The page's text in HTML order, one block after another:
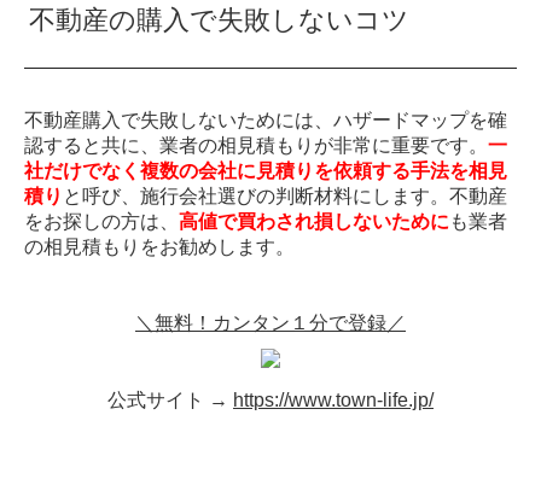
不動産の購入で失敗しないコツ
不動産購入で失敗しないためには、ハザードマップを確
認すると共に、業者の相見積もりが非常に重要です。 一
社だけでなく複数の会社に見積りを依頼する手法を相見
積り と呼び、施行会社選びの判断材料にします。不動産
をお探しの方は、 高値で買わされ損しないために も業者
の相見積もりをお勧めします。
＼無料！カンタン１分で登録／
公式サイト → https://www.town-life.jp/